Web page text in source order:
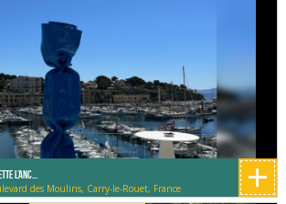
l’anc...
des Moulins, Carry-le-Rouet, France +